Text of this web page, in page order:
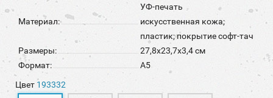
УФ-печать
Материал:
искусственная кожа;
пластик; покрытие софт-тач
Размеры:
27,8х23,7х3,4 см
Формат:
А5
Цвет 193332